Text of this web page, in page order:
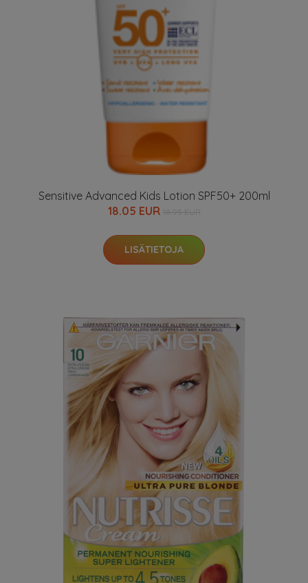
Sensitive Advanced Kids Lotion SPF50+ 200ml
18.05 EUR
LISÄTIETOJA